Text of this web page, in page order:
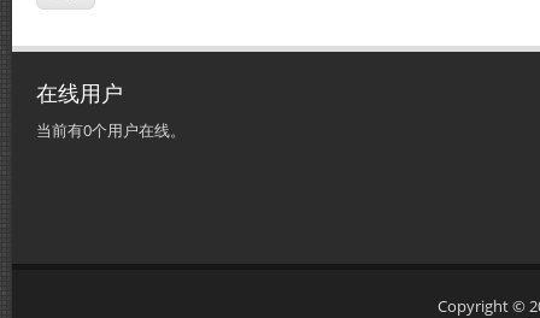
在线用户
当前有0个用户在线。
Copyright ©